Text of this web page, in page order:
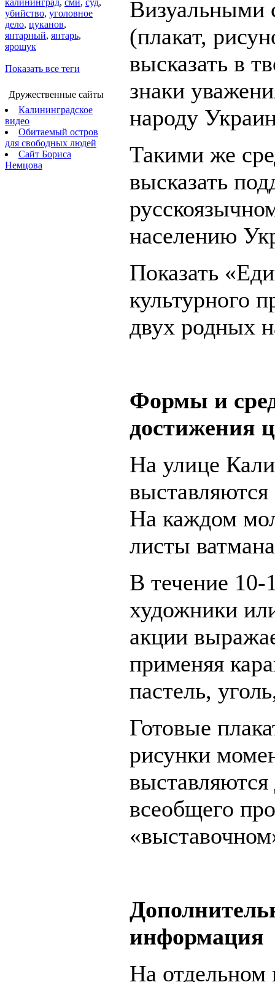
калининград, сми, суд,
убийство, уголовное
дело, цуканов,
янтарный, янтарь,
ярошук
Показать все теги
Дружественные сайты
Калининградское
видео
Обитаемый остров
для свободных людей
Сайт Бориса
Немцова
Визуальными
(плакат,
высказать в
знаки
народу
Такими же
высказать
населению
Показать
культурного
двух родных
Формы и
достижения
На улице
На каждом
листы
В течение
художники
акции
применяя
пастель,
Готовые
рисунки
выставляются
всеобщего
информация
На отдельном